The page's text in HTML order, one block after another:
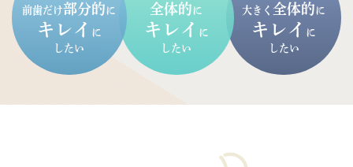
前歯だけ部分的に
キレイ に
したい
全体的に
キレイ に
したい
大きく 全体的に
キレイ に
したい